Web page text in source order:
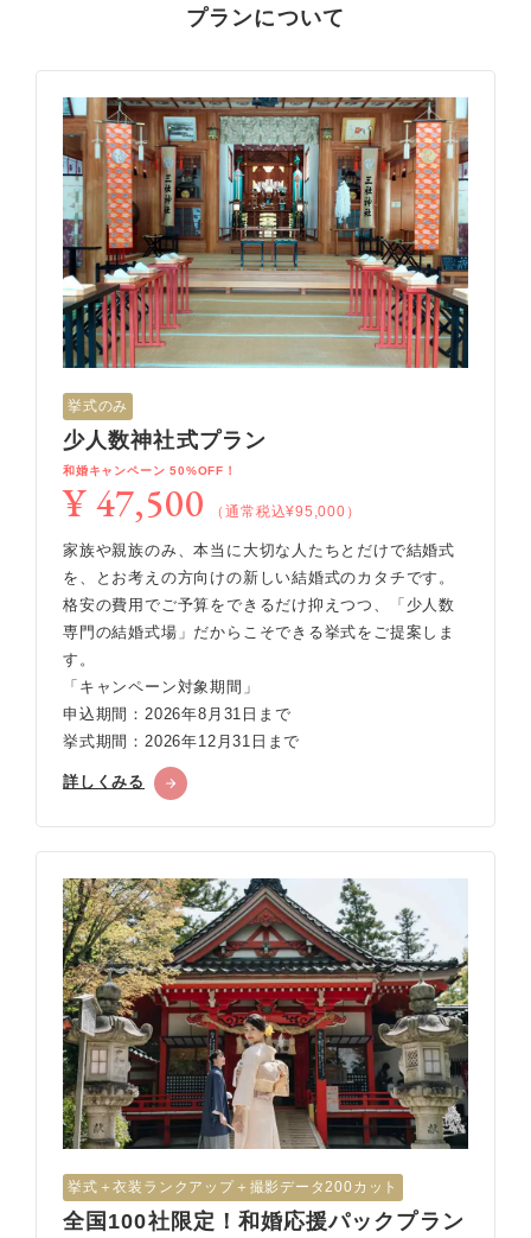
プランについて
挙式のみ
少人数神社式プラン
和婚キャンペーン 50%OFF！
¥ 47,500 （通常税込¥95,000）
家族や親族のみ、本当に大切な人たちとだけで結婚式
を、とお考えの方向けの新しい結婚式のカタチです。
格安の費用でご予算をできるだけ抑えつつ、「少人数
専門の結婚式場」だからこそできる挙式をご提案しま
す。
「キャンペーン対象期間」
申込期間：2026年8月31日まで
挙式期間：2026年12月31日まで
詳しくみる
挙式︎＋衣装ランクアップ＋撮影データ200カット
全国100社限定！和婚応援パックプラン